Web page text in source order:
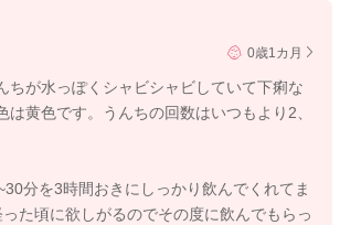
0歳1カ月
ちが水っぽくシャビシャビしていて下痢な
は黄色です。うんちの回数はいつもより2、
分を3時間おきにしっかり飲んでくれてま
た頃に欲しがるのでその度に飲んでもらっ